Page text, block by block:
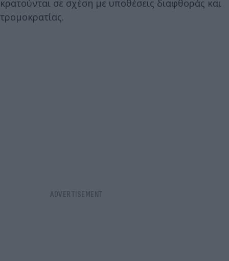
κρατούνται σε σχέση με υποθέσεις διαφθοράς και
τρομοκρατίας.